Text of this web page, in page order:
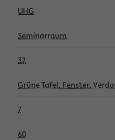
UHG
Seminarraum
32
Grüne Tafel, Fenster,
7
60